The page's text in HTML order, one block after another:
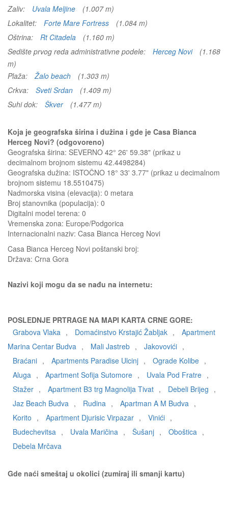
Zaliv:
Uvala Meljine
(1.007 m)
Lokalitet:
Forte Mare Fortress
(1.084 m)
Oštrina:
Rt Citadela
(1.160 m)
Sedište prvog reda administrativne podele:
Herceg Novi
(1.168
m)
Plaža:
Žalo beach
(1.303 m)
Crkva:
Sveti Srdan
(1.409 m)
Suhi dok:
Škver (1.477 m)
Koja je geografska širina i dužina i gde je Casa Bianca
Herceg Novi? (odgovoreno)
Geografska širina: SEVERNO 42° 26' 59.38" (prikaz u
decimalnom brojnom sistemu 42.4498284)
Geografska dužina: ISTOČNO 18° 33' 3.77" (prikaz u decimalnom
brojnom sistemu 18.5510475)
Nadmorska visina (elevacija): 0 metara
Broj stanovnika (populacija): 0
Digitalni model terena: 0
Vremenska zona: Europe/Podgorica
Internacionalni naziv: Casa Bianca Herceg Novi
Casa Bianca Herceg Novi poštanski broj:
Država: Crna Gora
Nazivi koji mogu da se nađu na internetu:
POSLEDNJE PRTRAGE NA MAPI KARTA CRNE GORE:
Grabova Vlaka , Domaćinstvo Krstajić Žabljak ,
Apartment
Marina Centar Budva , Mali Jastreb , Jakovovići ,
Braćani , Apartments Paradise Ulcinj , Ograde Kolibe ,
Aluga , Apartment Sofija Sutomore , Uvala Pod Fratre ,
Stažer , Apartment B3 trg Magnolija Tivat , Debeli Brijeg ,
Jaz Beach Budva , Rudina , Apartman A M Budva ,
Korito , Apartment Djurisic Virpazar , Vinići ,
Budechevitsa , Uvala Maričina , Šušanj , Oboštica ,
Debela Mrčava
Gde naći smeštaj u okolici (zumiraj ili smanji kartu)